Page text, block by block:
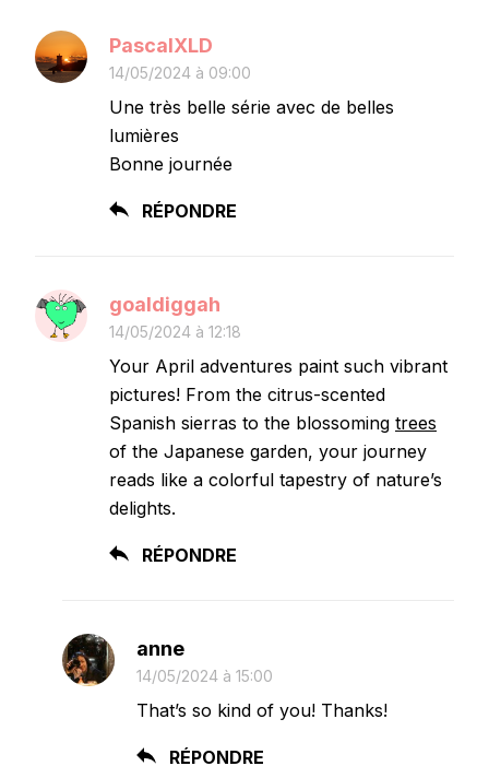
PascalXLD
14/05/2024 à 09:00
Une très belle série avec de belles
lumières
Bonne journée
RÉPONDRE
goaldiggah
14/05/2024 à 12:18
Your April adventures paint such vibrant
pictures! From the citrus-scented
Spanish sierras to the blossoming trees
of the Japanese garden, your journey
reads like a colorful tapestry of nature’s
delights.
RÉPONDRE
anne
14/05/2024 à 15:00
That’s so kind of you! Thanks!
RÉPONDRE